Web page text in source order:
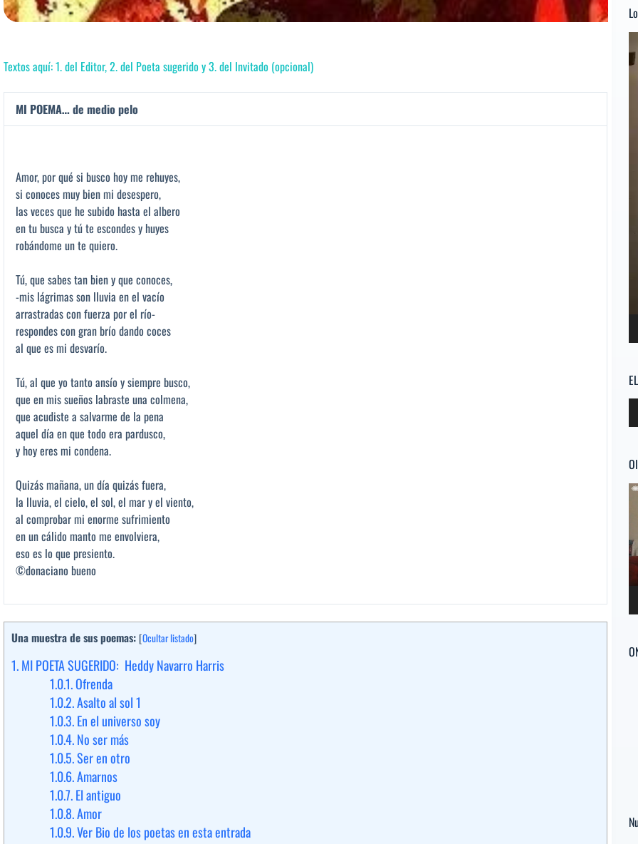
Textos aquí: 1. del Editor, 2. del Poeta sugerido y 3. del Invitado (opcional)
MI POEMA… de medio pelo
Amor, por qué si busco hoy me rehuyes,
si conoces muy bien mi desespero,
las veces que he subido hasta el albero
en tu busca y tú te escondes y huyes
robándome un te quiero.
Tú, que sabes tan bien y que conoces,
-mis lágrimas son lluvia en el vacío
arrastradas con fuerza por el río-
respondes con gran brío dando coces
al que es mi desvarío.
Tú, al que yo tanto ansío y siempre busco,
que en mis sueños labraste una colmena,
que acudiste a salvarme de la pena
aquel día en que todo era pardusco,
y hoy eres mi condena.
Quizás mañana, un día quizás fuera,
la lluvia, el cielo, el sol, el mar y el viento,
al comprobar mi enorme sufrimiento
en un cálido manto me envolviera,
eso es lo que presiento.
©donaciano bueno
Una muestra de sus poemas: [Ocultar listado]
1.MI POETA SUGERIDO: Heddy Navarro Harris
1.0.1.Ofrenda
1.0.2.Asalto al sol 1
1.0.3.En el universo soy
1.0.4.No ser más
1.0.5.Ser en otro
1.0.6.Amarnos
1.0.7.El antiguo
1.0.8.Amor
1.0.9.Ver Bio de los poetas en esta entrada
de
de